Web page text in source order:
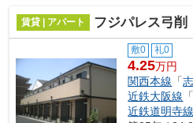
賃貸 | アパート フジパレス弓削
敷0 礼0
4.25万円
関西本線 「
近鉄大阪線
近鉄道明寺線